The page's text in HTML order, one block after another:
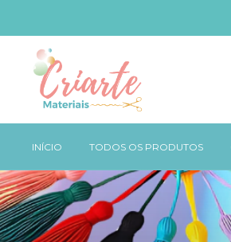
INÍCIO TODOS OS PRODUTOS